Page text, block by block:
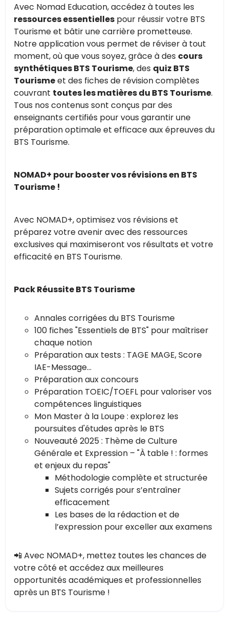
Avec Nomad Education, accédez à toutes les
ressources essentielles pour réussir votre BTS
Tourisme et bâtir une carrière prometteuse.
Notre application vous permet de réviser à tout
moment, où que vous soyez, grâce à des cours
synthétiques BTS Tourisme, des quiz BTS
Tourismeet des fiches de révision complètes
couvrant toutes les matières du BTS Tourisme.
Tous nos contenus sont conçus par des
enseignants certifiés pour vous garantir une
préparation optimale et efficace aux épreuves du
BTS Tourisme.
NOMAD+ pour booster vos révisions en BTS
Tourisme !
Avec NOMAD+, optimisez vos révisions et
préparez votre avenir avec des ressources
exclusives qui maximiseront vos résultats et votre
efficacité en BTS Tourisme.
Pack Réussite BTS Tourisme
Annales corrigées du BTS Tourisme
100 fiches "Essentiels de BTS" pour maîtriser
chaque notion
Préparation aux tests : TAGE MAGE, Score
IAE-Message...
Préparation aux concours
Préparation TOEIC/TOEFL pour valoriser vos
compétences linguistiques
Mon Master à la Loupe : explorez les
poursuites d'études après le BTS
Nouveauté 2025 : Thème de Culture
Générale et Expression – "À table ! : formes
et enjeux du repas"
Méthodologie complète et structurée
Sujets corrigés pour s’entraîner
efficacement
Les bases de la rédaction et de
l’expression pour exceller aux examens
📲 Avec NOMAD+, mettez toutes les chances de
votre côté et accédez aux meilleures
opportunités académiques et professionnelles
après un BTS Tourisme !